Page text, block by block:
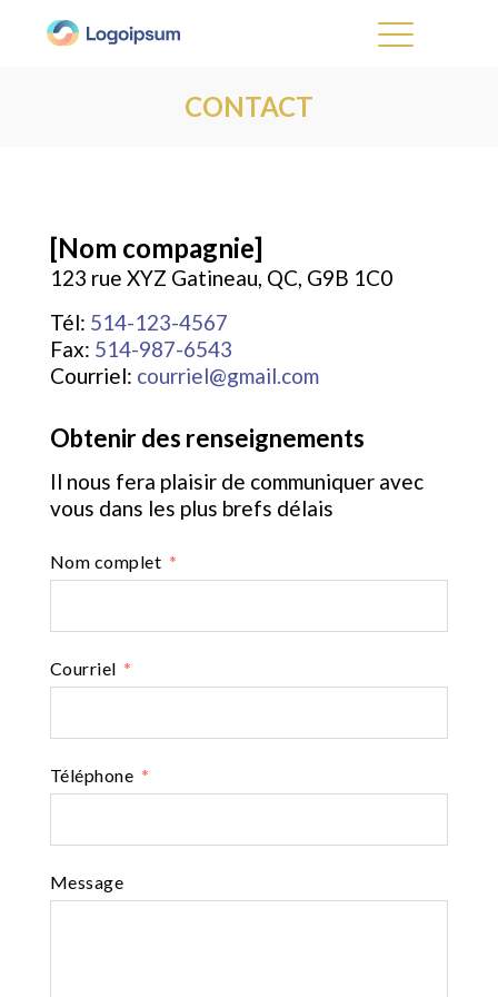
CONTACT
[Nom compagnie]
123 rue XYZ Gatineau, QC, G9B 1C0
Tél: 514-123-4567
Fax: 514-987-6543
Courriel: courriel@gmail.com
Obtenir des renseignements
Il nous fera plaisir de communiquer avec
vous dans les plus brefs délais
Nom complet
Courriel
Téléphone
Message